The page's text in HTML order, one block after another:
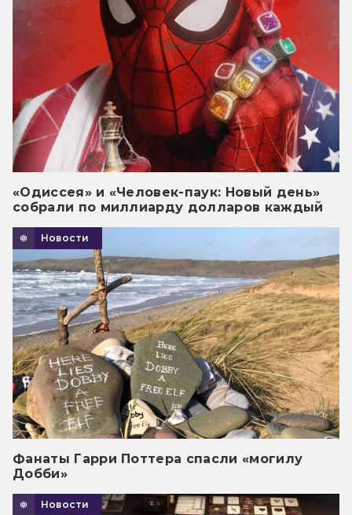
«Одиссея» и «Человек-паук: Новый день»
собрали по миллиарду долларов каждый
Новости
Фанаты Гарри Поттера спасли «могилу
Добби»
Новости